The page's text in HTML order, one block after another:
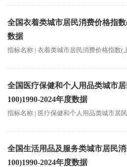
全国衣着类城市居民消费价格指数
数据
指标名称 | 衣着类城市居民消费价格指数(上
全国医疗保健和个人用品类城市
100)1990-2024年度数据
指标名称 | 医疗保健和个人用品类城市居民
全国生活用品及服务类城市居民
100)1990-2024年度数据